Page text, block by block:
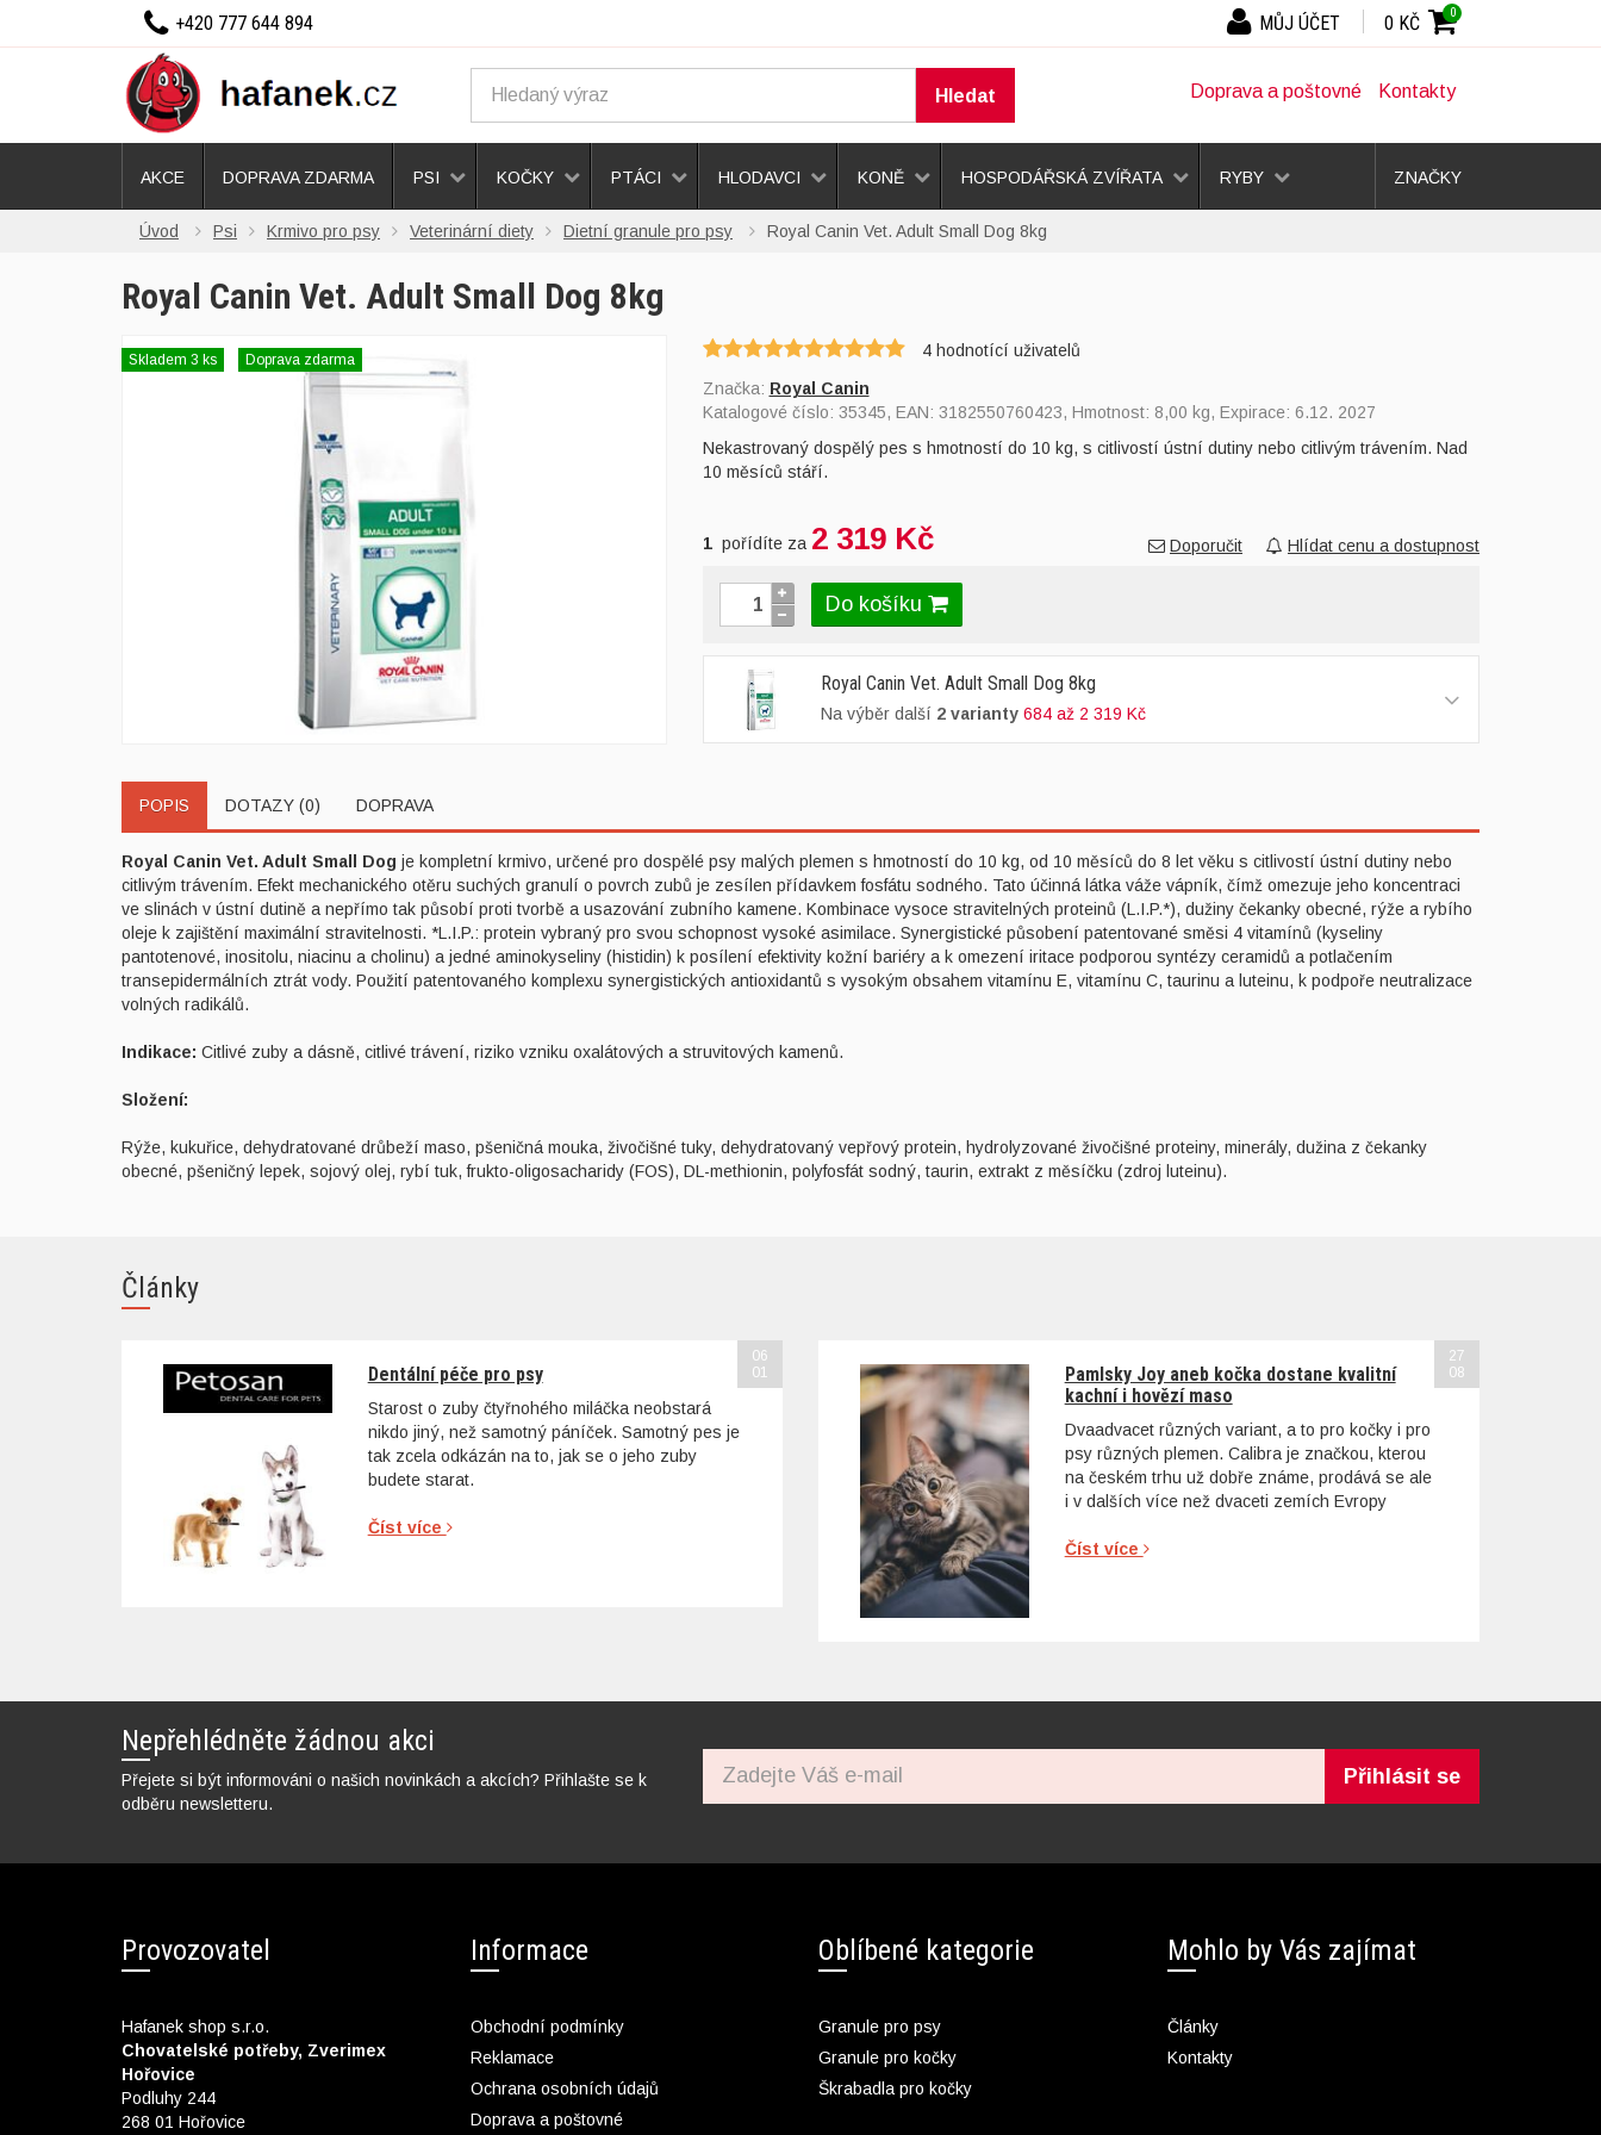
Hledat Doprava a poštovné Kontakty
Úvod Psi Krmivo pro psy Veterinární diety Dietní granule pro psy Royal Canin Vet. Adult Small Dog 8kg
Royal Canin Vet. Adult Small Dog 8kg
Skladem 3 ks Doprava zdarma 4hodnotící uživatelů
Značka: Royal Canin
Katalogové číslo: 35345, EAN: 3182550760423, Hmotnost: 8,00 kg, Expirace: 6.12. 2027
Nekastrovaný dospělý pes s hmotností do 10 kg, s citlivostí ústní dutiny nebo citlivým trávením. Nad
10 měsíců stáří.
Doporučit Hlídat cenu a dostupnost
1 pořídíte za 2 319 Kč
Do košíku
Royal Canin Vet. Adult Small Dog 8kg
Na výběr další 2 varianty 684 až 2 319 Kč
POPIS DOTAZY (0) DOPRAVA
Royal Canin Vet. Adult Small Dog je kompletní krmivo, určené pro dospělé psy malých plemen s hmotností do 10 kg, od 10 měsíců do 8 let věku s citlivostí ústní dutiny nebo
citlivým trávením. Efekt mechanického otěru suchých granulí o povrch zubů je zesílen přídavkem fosfátu sodného. Tato účinná látka váže vápník, čímž omezuje jeho koncentraci
ve slinách v ústní dutině a nepřímo tak působí proti tvorbě a usazování zubního kamene. Kombinace vysoce stravitelných proteinů (L.I.P.*), dužiny čekanky obecné, rýže a rybího
oleje k zajištění maximální stravitelnosti. *L.I.P.: protein vybraný pro svou schopnost vysoké asimilace. Synergistické působení patentované směsi 4 vitamínů (kyseliny
pantotenové, inositolu, niacinu a cholinu) a jedné aminokyseliny (histidin) k posílení efektivity kožní bariéry a k omezení iritace podporou syntézy ceramidů a potlačením
transepidermálních ztrát vody. Použití patentovaného komplexu synergistických antioxidantů s vysokým obsahem vitamínu E, vitamínu C, taurinu a luteinu, k podpoře neutralizace
volných radikálů.
Indikace: Citlivé zuby a dásně, citlivé trávení, riziko vzniku oxalátových a struvitových kamenů.
Složení:
Rýže, kukuřice, dehydratované drůbeží maso, pšeničná mouka, živočišné tuky, dehydratovaný vepřový protein, hydrolyzované živočišné proteiny, minerály, dužina z čekanky
obecné, pšeničný lepek, sojový olej, rybí tuk, frukto-oligosacharidy (FOS), DL-methionin, polyfosfát sodný, taurin, extrakt z měsíčku (zdroj luteinu).
Články
Dentální péče pro psy
Starost o zuby čtyřnohého miláčka neobstará
nikdo jiný, než samotný páníček. Samotný pes je
tak zcela odkázán na to, jak se o jeho zuby
budete starat.
Číst více
06
01
Pamlsky Joy aneb kočka dostane kvalitní
kachní i hovězí maso
Dvaadvacet různých variant, a to pro kočky i pro
psy různých plemen. Calibra je značkou, kterou
na českém trhu už dobře známe, prodává se ale
i v dalších více než dvaceti zemích Evropy
Číst více
27
08
Nepřehlédněte žádnou akci
Přejete si být informováni o našich novinkách a akcích? Přihlašte se k
odběru newsletteru.
Přihlásit se
Provozovatel
Hafanek shop s.r.o.
Chovatelské potřeby, Zverimex
Hořovice
Podluhy 244
268 01 Hořovice
Informace
Obchodní podmínky
Reklamace
Ochrana osobních údajů
Doprava a poštovné
Oblíbené kategorie
Granule pro psy
Granule pro kočky
Škrabadla pro kočky
Mohlo by Vás zajímat
Články
Kontakty
AKCE DOPRAVA ZDARMA PSI KOČKY PTÁCI HLODAVCI KONĚ HOSPODÁŘSKÁ ZVÍŘATA RYBY ZNAČKY
0 KČ 0
MŮJ ÚČET
+420 777 644 894